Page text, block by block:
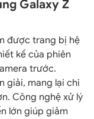
Galaxy Z
được trang bị hệ
kế của phiên
trước.
giải, mang lại chi
Công nghệ xử lý
lớn giúp giảm